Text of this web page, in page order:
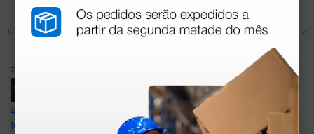
Envie a sua questão
Excellent
4,8
165